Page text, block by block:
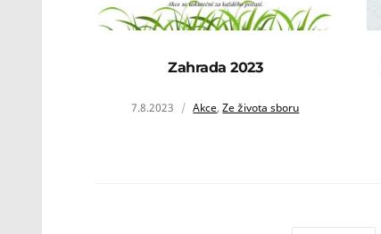
Zahrada 2023
7.8.2023 Akce,Ze života sboru